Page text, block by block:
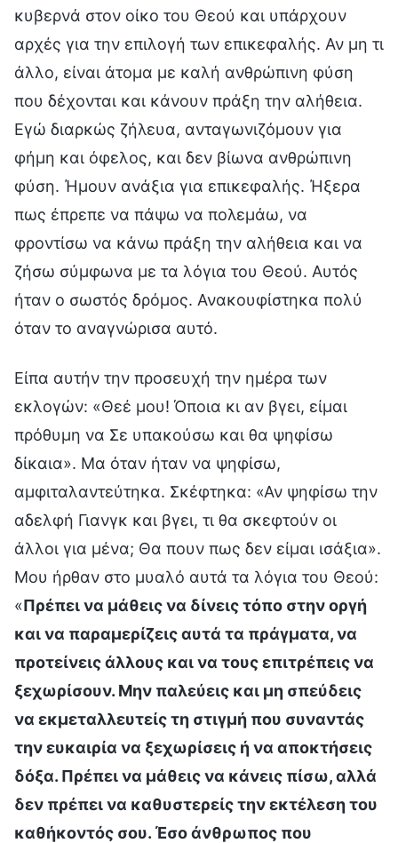
κυβερνά στον οίκο του Θεού και υπάρχουν
αρχές για την επιλογή των επικεφαλής. Αν μη τι
άλλο, είναι άτομα με καλή ανθρώπινη φύση
που δέχονται και κάνουν πράξη την αλήθεια.
Εγώ διαρκώς ζήλευα, ανταγωνιζόμουν για
φήμη και όφελος, και δεν βίωνα ανθρώπινη
φύση. Ήμουν ανάξια για επικεφαλής. Ήξερα
πως έπρεπε να πάψω να πολεμάω, να
φροντίσω να κάνω πράξη την αλήθεια και να
ζήσω σύμφωνα με τα λόγια του Θεού. Αυτός
ήταν ο σωστός δρόμος. Ανακουφίστηκα πολύ
όταν το αναγνώρισα αυτό.
Είπα αυτήν την προσευχή την ημέρα των
εκλογών: «Θεέ μου! Όποια κι αν βγει, είμαι
πρόθυμη να Σε υπακούσω και θα ψηφίσω
δίκαια». Μα όταν ήταν να ψηφίσω,
αμφιταλαντεύτηκα. Σκέφτηκα: «Αν ψηφίσω την
αδελφή Γιανγκ και βγει, τι θα σκεφτούν οι
άλλοι για μένα; Θα πουν πως δεν είμαι ισάξια».
Μου ήρθαν στο μυαλό αυτά τα λόγια του Θεού:
«Πρέπει να μάθεις να δίνεις τόπο στην οργή
και να παραμερίζεις αυτά τα πράγματα, να
προτείνεις άλλους και να τους επιτρέπεις να
ξεχωρίσουν. Μην παλεύεις και μη σπεύδεις
να εκμεταλλευτείς τη στιγμή που συναντάς
την ευκαιρία να ξεχωρίσεις ή να αποκτήσεις
δόξα. Πρέπει να μάθεις να κάνεις πίσω, αλλά
δεν πρέπει να καθυστερείς την εκτέλεση του
καθήκοντός σου. Έσο άνθρωπος που